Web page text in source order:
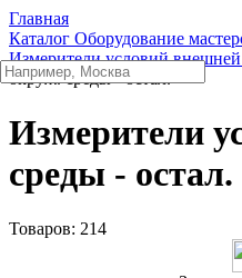
Главная
Каталог Оборудование
Измерители условий
окруж. среды - остал.
Измерители
среды - остал.
Товаров: 214